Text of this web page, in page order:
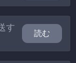
す
読む